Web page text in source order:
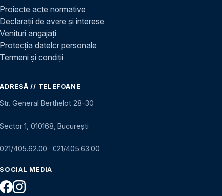
Proiecte acte normative
Declarații de avere și interese
Venituri angajați
Protecția datelor personale
Termeni și condiții
ADRESĂ // TELEFOANE
Str. General Berthelot 28–30
Sector 1, 010168, București
021/405.62.00 · 021/405.63.00
SOCIAL MEDIA